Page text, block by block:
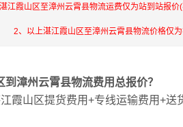
江霞山区至漳州云霄县物流运费仅为站到站报
2、以上湛江霞山区至漳州云霄县物流价格仅
漳州云霄县物流费用总报价？
霞山区提货费用+专线运输费用+送